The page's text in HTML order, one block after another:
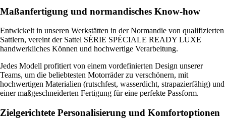
Maßanfertigung und normandisches Know-how
Entwickelt in unseren Werkstätten in der Normandie von qualifizierten
Sattlern, vereint der Sattel SÉRIE SPÉCIALE READY LUXE
handwerkliches Können und hochwertige Verarbeitung.
Jedes Modell profitiert von einem vordefinierten Design unserer
Teams, um die beliebtesten Motorräder zu verschönern, mit
hochwertigen Materialien (rutschfest, wasserdicht, strapazierfähig) und
einer maßgeschneiderten Fertigung für eine perfekte Passform.
Zielgerichtete Personalisierung und Komfortoptionen